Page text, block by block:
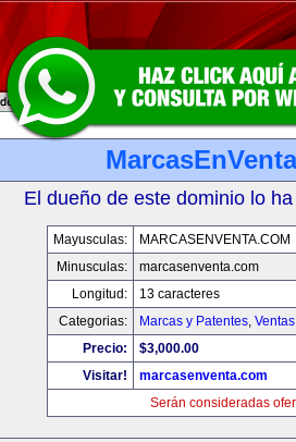
El dueño de este dominio lo
Mayusculas:
MARCASENVENTA.COM
Minusculas:
marcasenventa.com
Longitud:
13 caracteres
Categorias:
Marcas y Patentes,
Precio:
$3,000.00
Visitar!
marcasenventa.com
Serán consideradas